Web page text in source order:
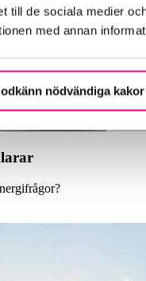
till de sociala medier
med annan
nödvändiga kakor